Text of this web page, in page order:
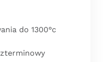
do 1300°c